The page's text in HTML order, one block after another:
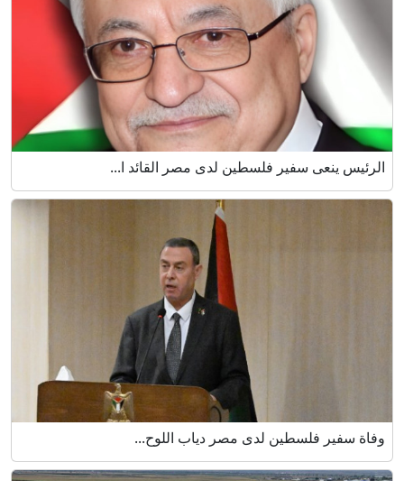
الرئيس ينعى سفير فلسطين لدى مصر القائد ا...
وفاة سفير فلسطين لدى مصر دياب اللوح...